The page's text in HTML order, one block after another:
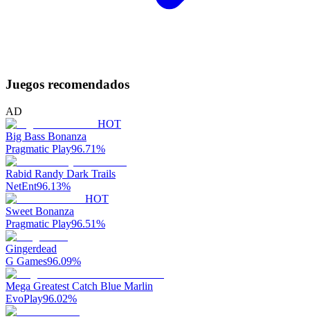
Juegos recomendados
AD
HOT
Big Bass Bonanza
Pragmatic Play96.71%
Rabid Randy Dark Trails
NetEnt96.13%
HOT
Sweet Bonanza
Pragmatic Play96.51%
Gingerdead
G Games96.09%
Mega Greatest Catch Blue Marlin
EvoPlay96.02%